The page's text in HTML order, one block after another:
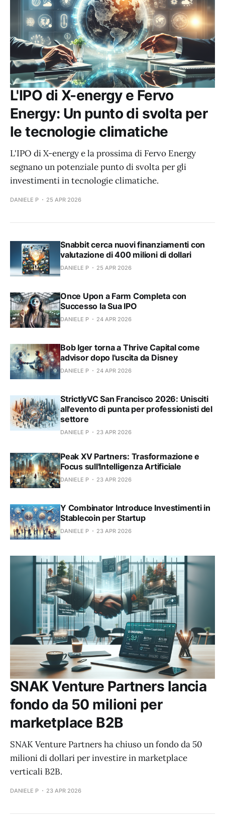
L'IPO di X-energy e Fervo
Energy: Un punto di svolta per
le tecnologie climatiche
L'IPO di X-energy e la prossima di Fervo Energy
segnano un potenziale punto di svolta per gli
investimenti in tecnologie climatiche.
DANIELE P 25 APR 2026
Snabbit cerca nuovi finanziamenti con
valutazione di 400 milioni di dollari
DANIELE P 25 APR 2026
Once Upon a Farm Completa con
Successo la Sua IPO
DANIELE P 24 APR 2026
Bob Iger torna a Thrive Capital come
advisor dopo l'uscita da Disney
DANIELE P 24 APR 2026
StrictlyVC San Francisco 2026: Unisciti
all'evento di punta per professionisti del
settore
DANIELE P 23 APR 2026
Peak XV Partners: Trasformazione e
Focus sull'Intelligenza Artificiale
DANIELE P 23 APR 2026
Y Combinator Introduce Investimenti in
Stablecoin per Startup
DANIELE P 23 APR 2026
SNAK Venture Partners lancia
fondo da 50 milioni per
marketplace B2B
SNAK Venture Partners ha chiuso un fondo da 50
milioni di dollari per investire in marketplace
verticali B2B.
DANIELE P 23 APR 2026